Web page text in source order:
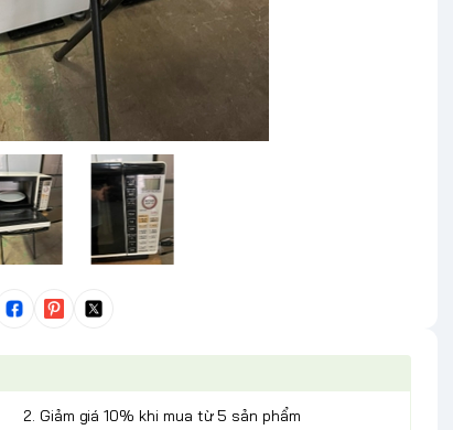
2. Giảm giá 10% khi mua từ 5 sản phẩm